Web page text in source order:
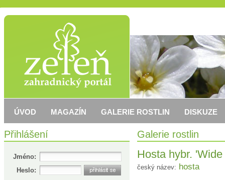
Galerie rostlin
Hosta hybr.
český název: hosta
Přihlášení
Jméno:
Heslo:
ÚVOD MAGAZÍN GALERIE ROSTLIN DISKUZE